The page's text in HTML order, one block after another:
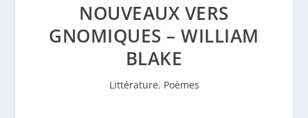
NOUVEAUX VERS
GNOMIQUES – WILLIAM
BLAKE
Littérature, Poèmes